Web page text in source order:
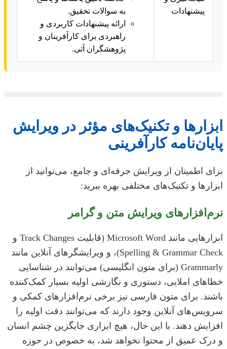
پیشنهادات
به سوالات تحقیق.
ارائه پیشنهادات کاربردی و
راهبردی برای کارآفرینان و
پژوهشگران آتی.
ابزارها و تکنیک‌های مؤثر در ویرایش
پایان‌نامه کارآفرینی
برای اطمینان از ویرایش حرفه‌ای و جامع، می‌توانید از
ابزارها و تکنیک‌های مختلفی بهره ببرید:
نرم‌افزارهای ویرایش متن و گرامر
ابزارهایی مانند Microsoft Word (قابلیت Track Changes و
Spelling & Grammar Check)، و ویرایشگرهای آنلاین مانند
Grammarly (برای متون انگلیسی) می‌توانند در شناسایی
خطاهای املایی، دستوری و نگارشی اولیه بسیار کمک‌کننده
باشند. برای متون فارسی نیز برخی نرم‌افزارهای کمکی و
سرویس‌های آنلاین وجود دارند که می‌توانند دقت اولیه را
افزایش دهند. با این حال، هیچ ابزاری جایگزین چشم انسان
و درک عمیق از محتوا نخواهد شد، به خصوص در حوزه